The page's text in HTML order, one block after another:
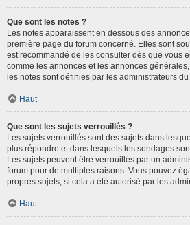
Que sont les notes ?
Les notes apparaissent en dessous des
première page du forum concerné. Elles sont
est recommandé de les consulter dès que vous
comme les annonces et les annonces
les notes sont définies par les administrateurs du
Haut
Que sont les sujets verrouillés ?
Les sujets verrouillés sont des sujets dans
plus répondre et dans lesquels les sondages
Les sujets peuvent être verrouillés par un
forum pour de multiples raisons. Vous pouvez
propres sujets, si cela a été autorisé par les
Haut